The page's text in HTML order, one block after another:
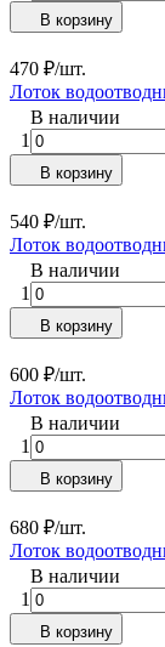
В корзину
470 ₽/шт.
Лоток
В наличии
1
В корзину
540 ₽/шт.
Лоток
В наличии
1
В корзину
600 ₽/шт.
Лоток
В наличии
1
В корзину
680 ₽/шт.
Лоток
В наличии
1
В корзину